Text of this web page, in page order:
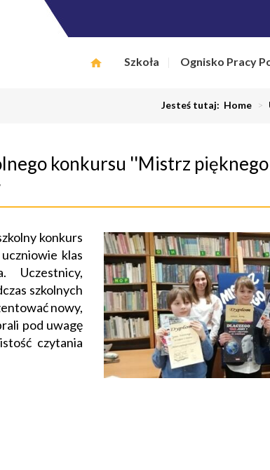
Szkoła Ognisko Pracy
Jesteś tutaj: Home >
konkursu ''Mistrz
konkurs
klas
Uczestnicy,
szkolnych
nowy,
pod uwagę
czytania